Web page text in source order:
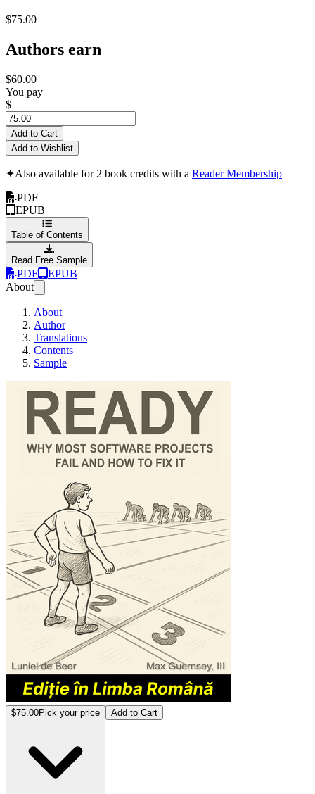
$75.00
Authors earn
$60.00
You pay
$
Add to Cart
Add to Wishlist
✦Also available for 2 book credits with a Reader Membership
PDF
EPUB
Table of Contents
Read Free Sample
PDF
EPUB
About
About
Author
Translations
Contents
Sample
$75.00Pick your price Add to Cart